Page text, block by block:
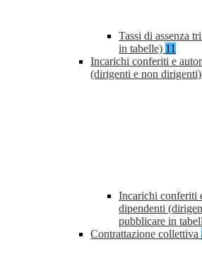
Tassi di assenza
in tabelle) 11
Incarichi conferiti e
(dirigenti e non dirigenti)
Incarichi conferiti
dipendenti
pubblicare in
Contrattazione collettiva